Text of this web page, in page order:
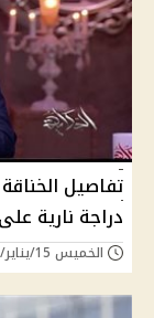
تفاصيل
دراجة نارية
الخميس 15/يناير/2026 - 12:48 ص